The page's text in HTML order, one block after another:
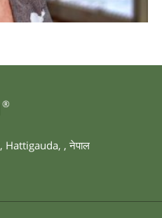
®
, Hattigauda, ,नेपाल